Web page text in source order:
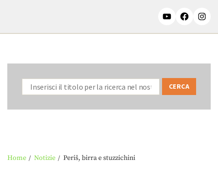
Home Notizie Periš, birra e stuzzichini